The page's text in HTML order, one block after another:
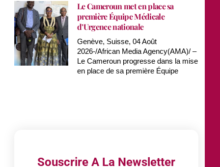
Le Cameroun met en place sa
première Équipe Médicale
d’Urgence nationale
Genève, Suisse, 04 Août
2026-/African Media Agency(AMA)/ –
Le Cameroun progresse dans la mise
en place de sa première Équipe
Souscrire A La Newsletter